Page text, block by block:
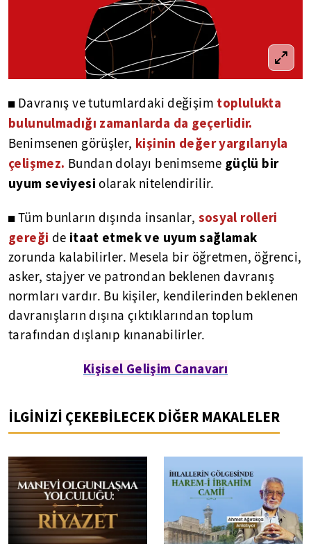
◼ Davranış ve tutumlardaki değişim toplulukta
bulunulmadığı zamanlarda da geçerlidir.
Benimsenen görüşler, kişinin değer yargılarıyla
çelişmez. Bundan dolayı benimseme güçlü bir
uyum seviyesi olarak nitelendirilir.
◼ Tüm bunların dışında insanlar, sosyal rolleri
gereği de itaat etmek ve uyum sağlamak
zorunda kalabilirler. Mesela bir öğretmen, öğrenci,
asker, stajyer ve patrondan beklenen davranış
normları vardır. Bu kişiler, kendilerinden beklenen
davranışların dışına çıktıklarından toplum
tarafından dışlanıp kınanabilirler.
Kişisel Gelişim Canavarı
İLGİNİZİ ÇEKEBİLECEK DİĞER MAKALELER